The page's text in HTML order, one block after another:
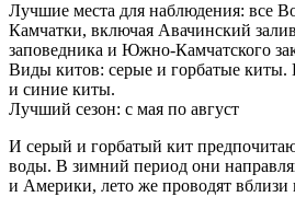
Лучшие места для наблюдения: все
Камчатки, включая Авачинский
заповедника и Южно-Камчатского
Виды китов: серые и горбатые
и синие киты.
Лучший сезон: с мая по август
И серый и горбатый кит
воды. В зимний период они
и Америки, лето же проводят вблизи